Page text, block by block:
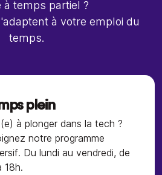
à temps partiel ?
à votre emploi du
temps.
plein
à plonger dans la tech ?
notre programme
Du lundi au vendredi, de
18h.